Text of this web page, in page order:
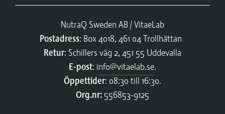
NutraQ Sweden AB / VitaeLab
Postadress: Box 4018, 461 04 Trollhättan
Retur: Schillers väg 2, 451 55 Uddevalla
E-post: info@vitaelab.se.
Öppettider: 08:30 till 16:30.
Org.nr: 556853-9125